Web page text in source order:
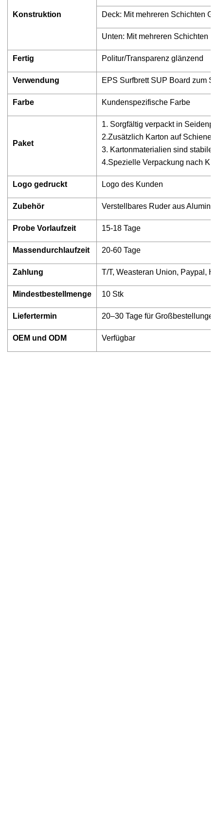
Konstruktion Deck: Mit mehreren Schichten
Unten: Mit mehreren Schichten
Fertig Politur/Transparenz glänzend
Verwendung EPS Surfbrett SUP Board zum
Farbe Kundenspezifische Farbe
Paket
1. Sorgfältig verpackt in
2.Zusätzlich Karton auf
3. Kartonmaterialien sind stabile
4.Spezielle Verpackung nach
Logo gedruckt Logo des Kunden
Zubehör Verstellbares Ruder aus
Probe Vorlaufzeit 15-18 Tage
Massendurchlaufzeit 20-60 Tage
Zahlung T/T, Weasteran Union, Paypal,
Mindestbestellmenge 10 Stk
Liefertermin 20–30 Tage für
OEM und ODM Verfügbar